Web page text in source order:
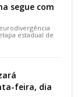
segue com
estadual de
feira, dia